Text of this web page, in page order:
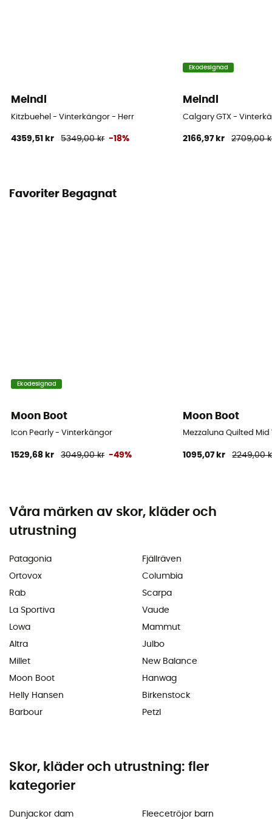
Meindl
Kitzbuehel - Vinterkängor - Herr
4359,51 kr 5349,00 kr -18%
Ekodesignad
Meindl
Calgary GTX -
2166,97 kr 2709,00
Favoriter Begagnat
Ekodesignad
Moon Boot
Icon Pearly - Vinterkängor
1529,68 kr 3049,00 kr -49%
Moon Boot
Mezzaluna Quilted
1095,07 kr 2249,00
Våra märken av skor, kläder och
utrustning
Patagonia
Ortovox
Rab
La Sportiva
Lowa
Altra
Millet
Moon Boot
Helly Hansen
Barbour
Fjällräven
Columbia
Scarpa
Vaude
Mammut
Julbo
New Balance
Hanwag
Birkenstock
Petzl
Skor, kläder och utrustning: fler
kategorier
Dunjackor dam
Fleecetröjor barn